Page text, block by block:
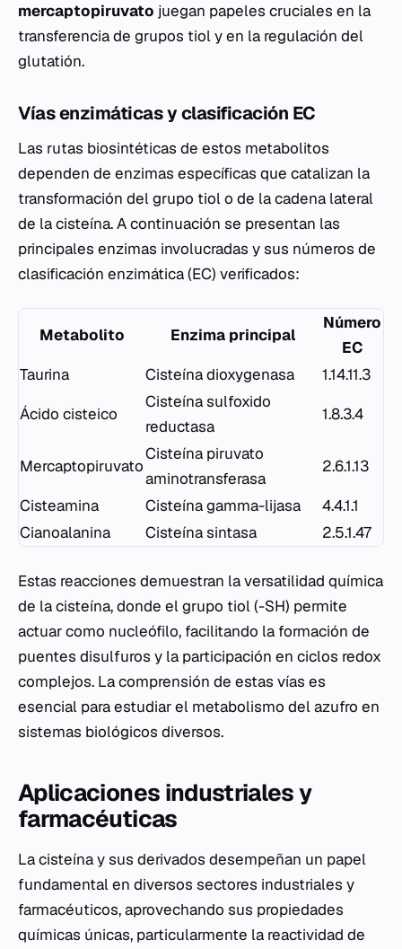
mercaptopiruvato juegan papeles cruciales en la
transferencia de grupos tiol y en la regulación del
glutatión.
Vías enzimáticas y clasificación EC
Las rutas biosintéticas de estos metabolitos
dependen de enzimas específicas que catalizan la
transformación del grupo tiol o de la cadena lateral
de la cisteína. A continuación se presentan las
principales enzimas involucradas y sus números de
clasificación enzimática (EC) verificados:
Metabolito Enzima principal
Número
EC
Taurina
Cisteína dioxygenasa
1.14.11.3
Ácido cisteico
Cisteína sulfoxido
reductasa
1.8.3.4
Mercaptopiruvato
Cisteína piruvato
aminotransferasa
2.6.1.13
Cisteamina
Cisteína gamma-lijasa
4.4.1.1
Cianoalanina
Cisteína sintasa 2.5.1.47
Estas reacciones demuestran la versatilidad química
de la cisteína, donde el grupo tiol (-SH) permite
actuar como nucleófilo, facilitando la formación de
puentes disulfuros y la participación en ciclos redox
complejos. La comprensión de estas vías es
esencial para estudiar el metabolismo del azufro en
sistemas biológicos diversos.
Aplicaciones industriales y
farmacéuticas
La cisteína y sus derivados desempeñan un papel
fundamental en diversos sectores industriales y
farmacéuticos, aprovechando sus propiedades
químicas únicas, particularmente la reactividad de